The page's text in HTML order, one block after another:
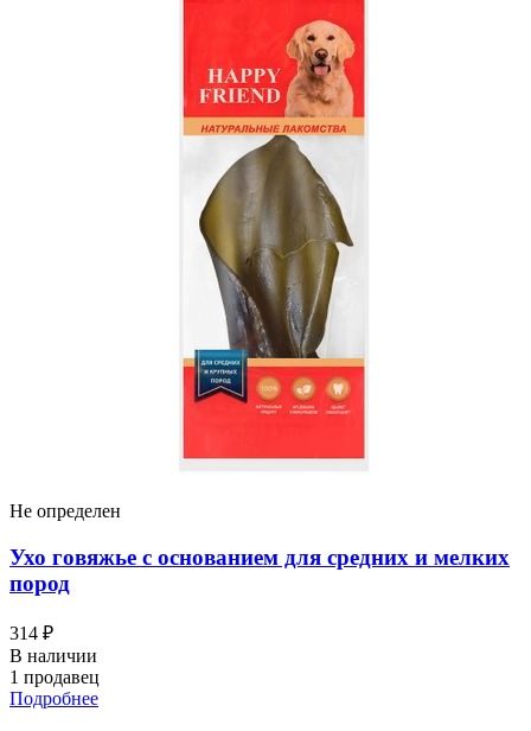
Не определен
Ухо говяжье с основанием для средних и мелких
пород
314 ₽
В наличии
1 продавец
Подробнее